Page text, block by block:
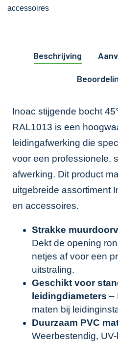
accessoires
Beschrijving
Inoac stijgende bocht
RAL1013 is een
leidingafwerking die
voor een professionele,
afwerking. Dit product
uitgebreide assortiment
en accessoires.
Strakke
Dekt de opening
netjes af voor een
uitstraling.
Geschikt voor
leidingdiameters –
maten bij
Duurzaam PVC
Weerbestendig,